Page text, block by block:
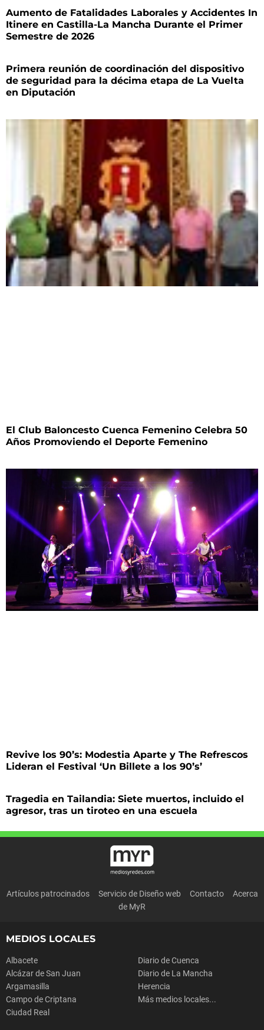
Aumento de Fatalidades Laborales y Accidentes In
Itinere en Castilla-La Mancha Durante el Primer
Semestre de 2026
Primera reunión de coordinación del dispositivo
de seguridad para la décima etapa de La Vuelta
en Diputación
El Club Baloncesto Cuenca Femenino Celebra 50
Años Promoviendo el Deporte Femenino
Revive los 90’s: Modestia Aparte y The Refrescos
Lideran el Festival ‘Un Billete a los 90’s’
Tragedia en Tailandia: Siete muertos, incluido el
agresor, tras un tiroteo en una escuela
Artículos patrocinados Servicio de Diseño web Contacto
Acerca
de MyR
MEDIOS LOCALES
Albacete
Alcázar de San Juan
Argamasilla
Campo de Criptana
Ciudad Real
Diario de Cuenca
Diario de La Mancha
Herencia
Más medios locales...